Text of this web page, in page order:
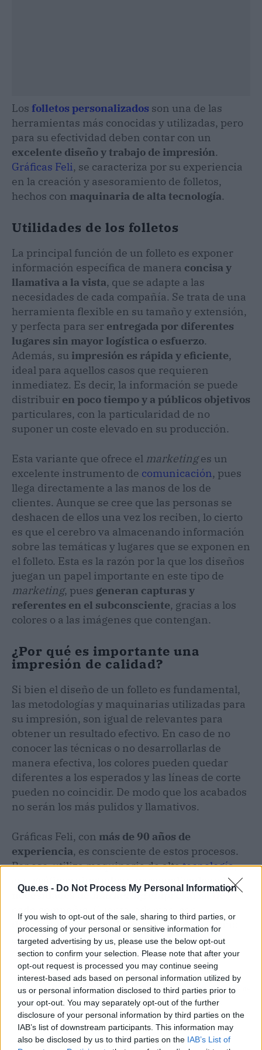
Que.es - Do Not Process My Personal Information
If you wish to opt-out of the sale, sharing to third parties, or
processing of your personal or sensitive information for
targeted advertising by us, please use the below opt-out
section to confirm your selection. Please note that after your
opt-out request is processed you may continue seeing
interest-based ads based on personal information utilized by
us or personal information disclosed to third parties prior to
your opt-out. You may separately opt-out of the further
disclosure of your personal information by third parties on the
IAB’s list of downstream participants. This information may
also be disclosed by us to third parties on the IAB’s List of
Los folletos personalizados son una de las
herramientas más conocidas y utilizadas, pero
para su efectividad deben contar con un
excelente diseño y trabajo de impresión.
Gráficas Feli, se caracteriza por su experiencia
en la creación y asesoramiento de folletos,
hechos con maquinaria de alta tecnología.
Utilidades de los folletos
La principal función de un folleto es exponer
información específica de manera concisa y
llamativa a la vista, que se adapte a las
necesidades de cada compañía. Se trata de una
herramienta flexible en su tamaño y extensión,
y perfecta para ser entregada por diferentes
lugares sin mayor logística o esfuerzo.
Además, su impresión es rápida y eficiente,
ideal para aquellos casos que requieren
inmediatez. Es decir, la información se puede
distribuir en poco tiempo y a públicos objetivos
particulares, con la particularidad de no
suponer un coste elevado en su producción.
Esta variante que ofrece el marketinges un
excelente instrumento de comunicación, pues
llega directamente a las manos de los de
clientes. Aunque se cree que las personas se
deshacen de ellos una vez los reciben, lo cierto
es que el cerebro va almacenando información
sobre las temáticas y lugares que se exponen en
el folleto. Esta es la razón por la que los diseños
juegan un papel importante en este tipo de
marketing, pues generan capturas y
referentes en el subconsciente, gracias a los
colores o a las imágenes que contengan.
¿Por qué es importante una
impresión de calidad?
Si bien el diseño de un folleto es fundamental,
las metodologías y maquinarias utilizadas para
su impresión, son igual de relevantes para
obtener un resultado efectivo. En caso de no
conocer las técnicas o no desarrollarlas de
manera efectiva, los colores pueden quedar
diferentes a los esperados y las líneas de corte
pueden no coincidir. De modo que los acabados
no serán los más pulidos y llamativos.
Gráficas Feli, con más de 90 años de
experiencia, es consciente de estos procesos.
Por eso, utiliza maquinaria de altatecnología,
gráficos ajustados y personalizados a las
necesidades de marketingempresarial de
diferentes técnicas de impresión, tales como
digital, rotativa, offsety con acabados
especiales reconocibles a la vista.
Artículo anterior
Las ventajas del
maquillaje vegano,
ingredientes de origen
vegetal y respeto al
Artículo siguiente
¿Dónde encontrar
perfumes y cosmética de
alta calidad?
Crisessens.es